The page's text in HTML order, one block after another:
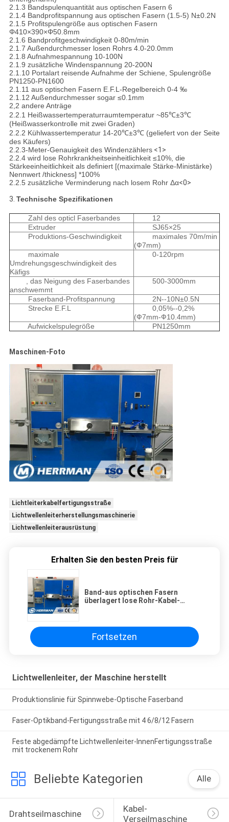
2.1.3 Bandspulenquantität aus optischen Fasern 6
2.1.4 Bandprofitspannung aus optischen Fasern (1.5-5) N±0.2N
2.1.5 Profitspulengröße aus optischen Fasern
Φ410×390×Φ50.8mm
2.1.6 Bandprofitgeschwindigkeit 0-80m/min
2.1.7 Außendurchmesser losen Rohrs 4.0-20.0mm
2.1.8 Aufnahmespannung 10-100N
2.1.9 zusätzliche Windenspannung 20-200N
2.1.10 Portalart reisende Aufnahme der Schiene, Spulengröße
PN1250-PN1600
2.1.11 aus optischen Fasern E.F.L-Regelbereich 0-4 ‰
2.1.12 Außendurchmesser sogar ≤0.1mm
2,2 andere Anträge
2.2.1 Heißwassertemperaturraumtemperatur ~85℃±3℃
(Heißwasserkontrolle mit zwei Graden)
2.2.2 Kühlwassertemperatur 14-20℃±3℃ (geliefert von der Seite
des Käufers)
2.2.3-Meter-Genauigkeit des Windenzählers<1>
2.2.4 wird lose Rohrkrankheitseinheitlichkeit ≤10%, die
Stärkeeinheitlichkeit als definiert [(maximale Stärke-Ministärke)
Nennwert /thickness] *100%
2.2.5 zusätzliche Verminderung nach losem Rohr Δα<0>
3. Technische Spezifikationen
Zahl des opticl Faserbandes
12
Extruder
SJ65×25
Produktions-Geschwindigkeit
maximales 70m/min
(Ф7mm)
maximale
Umdrehungsgeschwindigkeit des
Käfigs
0-120rpm
, das Neigung des Faserbandes
anschwemmt
500-3000mm
Faserband-Profitspannung
2N--10N±0.5N
Strecke E.F.L
0,05%--0,2%
(Ф7mm-Ф10.4mm)
Aufwickelspulegröße
PN1250mm
Maschinen-Foto
Lichtleiterkabelfertigungsstraße
Lichtwellenleiterherstellungsmaschinerie
Lichtwellenleiterausrüstung
Erhalten Sie den besten Preis für
Band-aus optischen Fasern
überlagert lose Rohr-Kabel-
Fortsetzen
Lichtwellenleiter, der Maschine herstellt
Produktionslinie für Spinnwebe-Optische Faserband
Faser-Optikband-Fertigungsstraße mit 4 6/8/12 Fasern
Feste abgedämpfte Lichtwellenleiter-InnenFertigungsstraße
mit trockenem Rohr
Beliebte Kategorien Alle
Drahtseilmaschine
Kabel-
Verseilmaschine